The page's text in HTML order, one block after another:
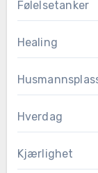
Følelsetanker
Healing
Hverdag
Kjærlighet